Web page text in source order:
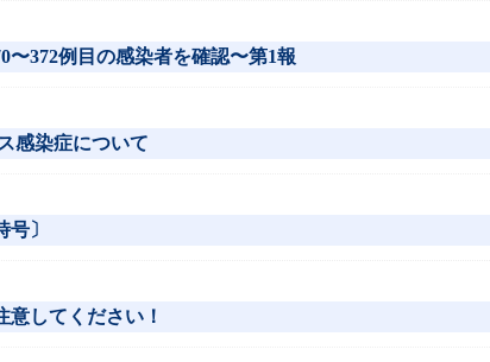
〜372例目の感染者を確認〜第1報
感染症について
〕
してください！